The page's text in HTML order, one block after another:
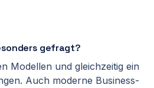
gefragt?
Modellen und gleichzeitig ein
Auch moderne Business-